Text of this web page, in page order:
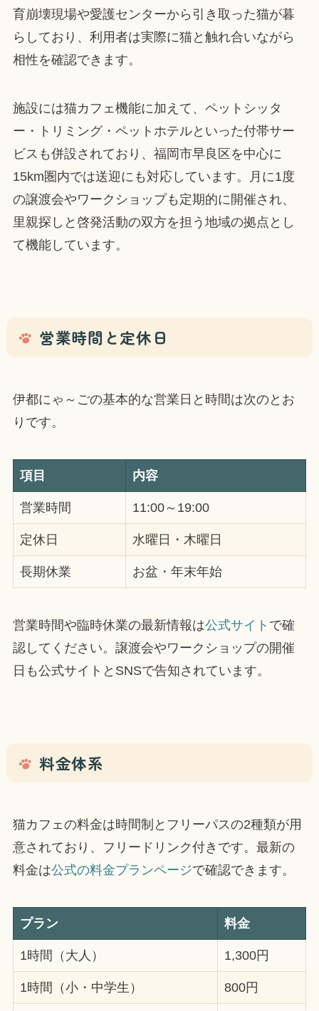
育崩壊現場や愛護センターから引き取った猫が暮
らしており、利用者は実際に猫と触れ合いながら
相性を確認できます。
施設には猫カフェ機能に加えて、ペットシッタ
ー・トリミング・ペットホテルといった付帯サー
ビスも併設されており、福岡市早良区を中心に
15km圏内では送迎にも対応しています。月に1度
の譲渡会やワークショップも定期的に開催され、
里親探しと啓発活動の双方を担う地域の拠点とし
て機能しています。
営業時間と定休日
伊都にゃ～ごの基本的な営業日と時間は次のとお
りです。
項目 内容
営業時間 11:00～19:00
定休日 水曜日・木曜日
長期休業 お盆・年末年始
営業時間や臨時休業の最新情報は公式サイト で確
認してください。譲渡会やワークショップの開催
日も公式サイトとSNSで告知されています。
料金体系
猫カフェの料金は時間制とフリーパスの2種類が用
意されており、フリードリンク付きです。最新の
料金は公式の料金プランページで確認できます。
プラン 料金
1時間（大人） 1,300円
1時間（小・中学生） 800円